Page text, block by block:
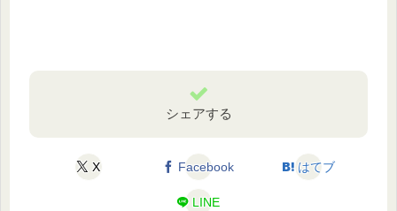
シェアする
X Facebook はてブ
LINE